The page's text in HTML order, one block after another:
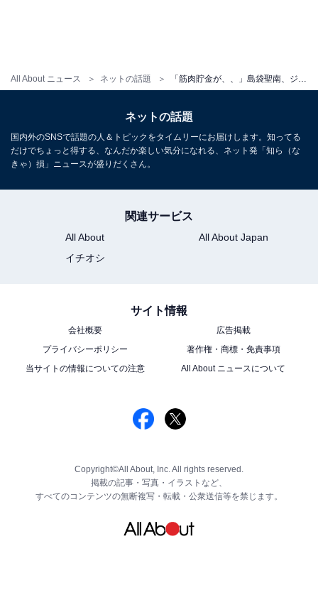
All About ニュース ネットの話題
ネットの話題
国内外のSNSで話題の人＆トピックをタイムリーにお届けします。知ってる
だけでちょっと得する、なんだか楽しい気分になれる、ネット発「知ら（な
きゃ）損」ニュースが盛りだくさん。
関連サービス
All About
All About Japan
イチオシ
サイト情報
会社概要
広告掲載
プライバシーポリシー
著作権・商標・免責事項
当サイトの情報についての注意
All About ニュースについて
Copyright©All About, Inc. All rights reserved.
掲載の記事・写真・イラストなど、
すべてのコンテンツの無断複写・転載・公衆送信等を禁じます。